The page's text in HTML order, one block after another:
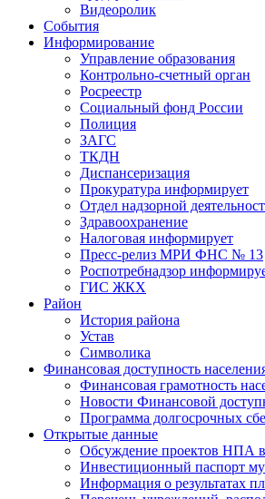
Видеоролик
События
Информирование
Управление образования
Контрольно-счетный орган
Росреестр
Социальный фонд России
Полиция
ЗАГС
ТКДН
Диспансеризация
Прокуратура информирует
Отдел надзорной
Здравоохранение
Налоговая информирует
Пресс-релиз МРИ ФНС № 13
Роспотребнадзор
ГИС ЖКХ
Район
История района
Устав
Символика
Финансовая доступность
Финансовая грамотность
Новости Финансовой
Программа долгосрочных
Открытые данные
Обсуждение проектов НПА в
Инвестиционный паспорт
Информация о результатах